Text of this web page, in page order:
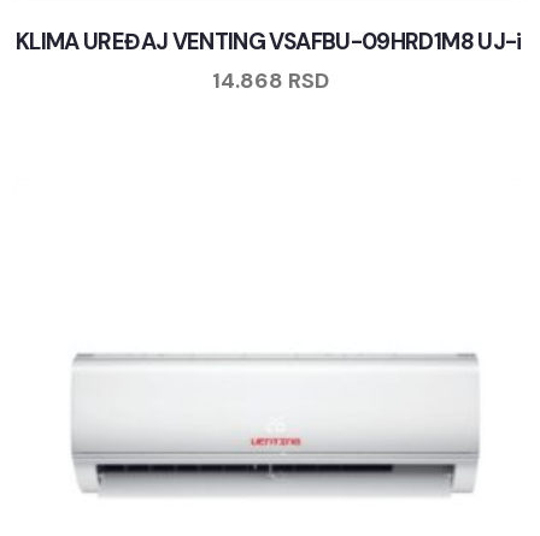
KLIMA UREĐAJ VENTING VSAFBU-09HRD1M8 UJ-i
14.868 RSD